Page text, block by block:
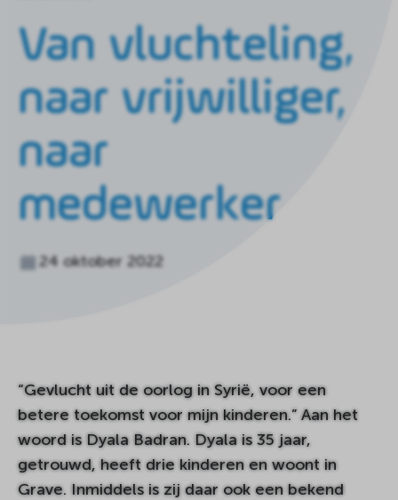
homepagina
Van vluchteling,
naar vrijwilliger,
naar
medewerker
24 oktober 2022
“Gevlucht uit de oorlog in Syrië, voor een
betere toekomst voor mijn kinderen.” Aan het
woord is Dyala Badran. Dyala is 35 jaar,
getrouwd, heeft drie kinderen en woont in
Grave. Inmiddels is zij daar ook een bekend